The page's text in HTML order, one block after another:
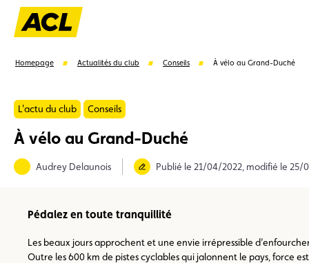
Suggestions
Homepage Actualités du club Conseils À vélo au Grand-Duché
L'actu du club Conseils
À vélo au Grand-Duché
Audrey Delaunois Publié le 21/04/2022, modifié le 25/
Pédalez en toute tranquillité
Les beaux jours approchent et une envie irrépressible
Outre les 600 km de pistes cyclables qui jalonnent le pays, force